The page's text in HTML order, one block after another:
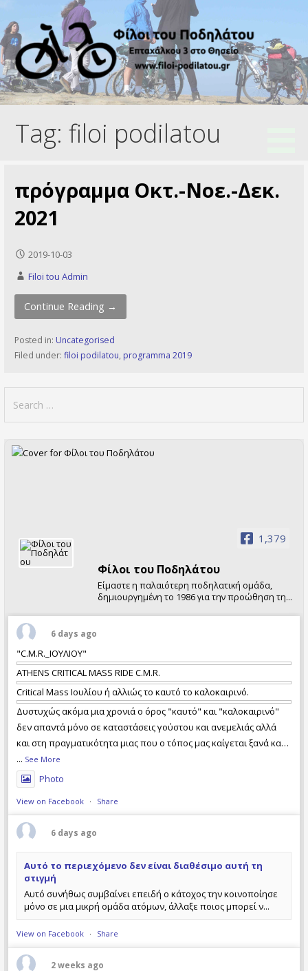
to
content
Φίλοι του Ποδηλάτου
Ποδηλατικός Σύλλογος
Tag: filoi podilatou
πρόγραμμα Οκτ.-Νοε.-Δεκ.
2021
2019-10-03
Filoi tou Admin
Continue Reading →
Posted in: Uncategorised
Filed under: filoi podilatou, programma 2019
for:
1,379
Φίλοι τoυ Ποδηλάτου
Είμαστε η παλαιότερη ποδηλατική ομάδα,
δημιουργημένη το 1986 για την προώθηση της
6 days ago
"C.M.R._ΙΟΥΛΙΟΥ"
ATHENS CRITICAL MASS RIDE C.M.R.
Critical Mass Ιουλίου ή αλλιώς το καυτό το καλοκαιρινό.
Δυστυχώς ακόμα μια χρονιά ο όρος "καυτό" και "καλοκαιρινό"
δεν απαντά μόνο σε καταστάσεις γούστου και ανεμελιάς αλλά
και στη πραγματικότητα μιας που ο τόπος μας καίγεται ξανά και
με απώλειες ανθρώπινων ζωών. Τι φταίει και τι όχι, ποιός έχει
τις ευθύνες και ποιός όχι, ας το αναλογιστεί ο καθέν
... See More
Photo
View on Facebook · Share
6 days ago
Αυτό το περιεχόμενο δεν είναι διαθέσιμο αυτή τη
στιγμή
Αυτό συνήθως συμβαίνει επειδή ο κάτοχος την κοινοποίησε
μόνο σε μια μικρή ομάδα ατόμων, άλλαξε ποιος μπορεί ν...
View on Facebook · Share
2 weeks ago